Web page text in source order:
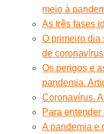
meio à
As três fases
O primeiro dia
de
Os perigos e
pandemia.
Coronavírus.
Para
A pandemia e